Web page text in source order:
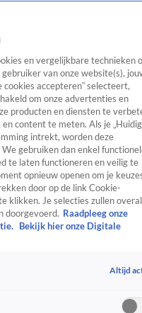
TV Algemeen
Tip
RealityCrimeVideo's
en vergelijkbare technieken
van onze website(s),
cookies accepteren” selecteert,
om onze advertenties en
producten en diensten te
content te meten. Als je
intrekt, worden deze
gebruiken dan enkel
te laten functioneren en veilig te
opnieuw openen om je
door op de link Cookie-
klikken. Je selecties zullen overal
doorgevoerd. Raadpleeg onze
Bekijk hier onze Digitale
Altijd